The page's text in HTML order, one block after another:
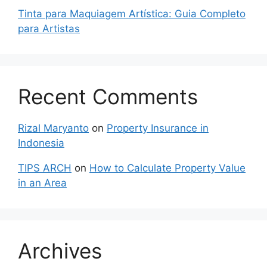
Tinta para Maquiagem Artística: Guia Completo
para Artistas
Recent Comments
Rizal Maryanto on Property Insurance in
Indonesia
TIPS ARCH on How to Calculate Property Value
in an Area
Archives